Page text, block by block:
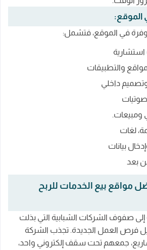
الموقع:
في الموقع، فتشمل:
والتطبيقات
داخلي
ومبيعات.
لغات
بيانات
بعد
مواقع بيع الخدمات للربح
صفوف الشركات الشبابية التي بذلت
فرص العمل الجديدة. تجذب الشركة
جمعهم تحت سقف إلكتروني واحد،